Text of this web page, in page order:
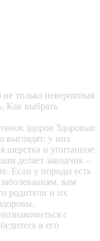
только невероятная
Как выбрать
здоров Здоровые
у них
шерстка и упитанное
делает заводчик –
Если у породы есть
вам
родители и их
с
в его